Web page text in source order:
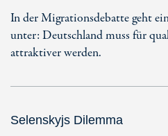
In der Migrationsdebatte geht
unter: Deutschland muss für
attraktiver werden.
Selenskyjs Dilemma